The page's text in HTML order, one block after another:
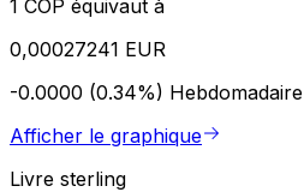
1 COP équivaut à
0,00027241 EUR
-0.0000 (0.34%) Hebdomadaire
Afficher le graphique
Livre sterling